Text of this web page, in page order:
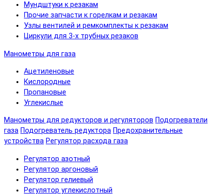
Мундштуки к резакам
Прочие запчасти к горелкам и резакам
Узлы вентилей и ремкомплекты к резакам
Циркули для 3-х трубных резаков
Манометры для газа
Ацетиленовые
Кислородные
Пропановые
Углекислые
Манометры для редукторов и регуляторов Подогреватели
газа Подогреватель редуктора Предохранительные
устройства Регулятор расхода газа
Регулятор азотный
Регулятор аргоновый
Регулятор гелиевый
Регулятор углекислотный